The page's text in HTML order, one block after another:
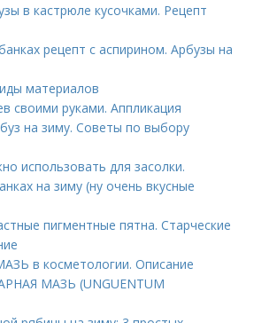
в кастрюле кусочками. Рецепт
рецепт с аспирином. Арбузы на
материалов
своими руками. Аппликация
на зиму. Советы по выбору
использовать для засолки.
на зиму (ну очень вкусные
пигментные пятна. Старческие
в косметологии. Описание
МАЗЬ (UNGUENTUM